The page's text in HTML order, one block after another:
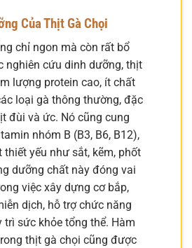
Của Thịt Gà Chọi
chỉ ngon mà còn rất bổ
nghiên cứu dinh dưỡng, thịt
lượng protein cao, ít chất
loại gà thông thường, đặc
đùi và ức. Nó cũng cung
nhóm B (B3, B6, B12),
thiết yếu như sắt, kẽm, phốt
dưỡng chất này đóng vai
việc xây dựng cơ bắp,
dịch, hỗ trợ chức năng
trì sức khỏe tổng thể. Hàm
thịt gà chọi cũng được